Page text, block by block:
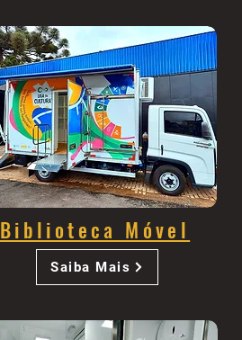
Biblioteca Móvel
Saiba Mais